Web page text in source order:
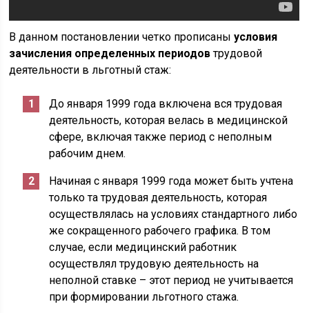
В данном постановлении четко прописаныусловия
зачисления определенных периодовтрудовой
деятельности в льготный стаж:
До января 1999 года включена вся трудовая
деятельность, которая велась в медицинской
сфере, включая также период с неполным
рабочим днем.
Начиная с января 1999 года может быть учтена
только та трудовая деятельность, которая
осуществлялась на условиях стандартного либо
же сокращенного рабочего графика. В том
случае, если медицинский работник
осуществлял трудовую деятельность на
неполной ставке – этот период не учитывается
при формировании льготного стажа.